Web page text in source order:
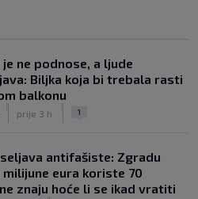
je ne podnose, a ljude
Biljka koja bi trebala rasti
balkonu
prije 3 h 1
antifašiste: Zgradu
eura koriste 70
znaju hoće li se ikad vratiti